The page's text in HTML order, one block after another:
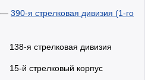
— 390-я стрелковая дивизия (1-го
138-я стрелковая дивизия
15-й стрелковый корпус